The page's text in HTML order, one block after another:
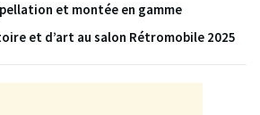
et montée en gamme
et d’art au salon Rétromobile 2025